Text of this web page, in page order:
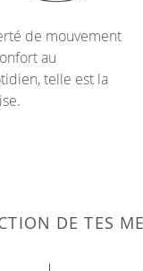
de mouvement
au
telle est la
DE TES